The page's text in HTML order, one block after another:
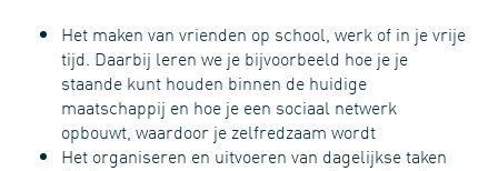
Het maken van vrienden op school, werk of in je vrije
tijd. Daarbij leren we je bijvoorbeeld hoe je je
staande kunt houden binnen de huidige
maatschappij en hoe je een sociaal netwerk
opbouwt, waardoor je zelfredzaam wordt
Het organiseren en uitvoeren van dagelijkse taken